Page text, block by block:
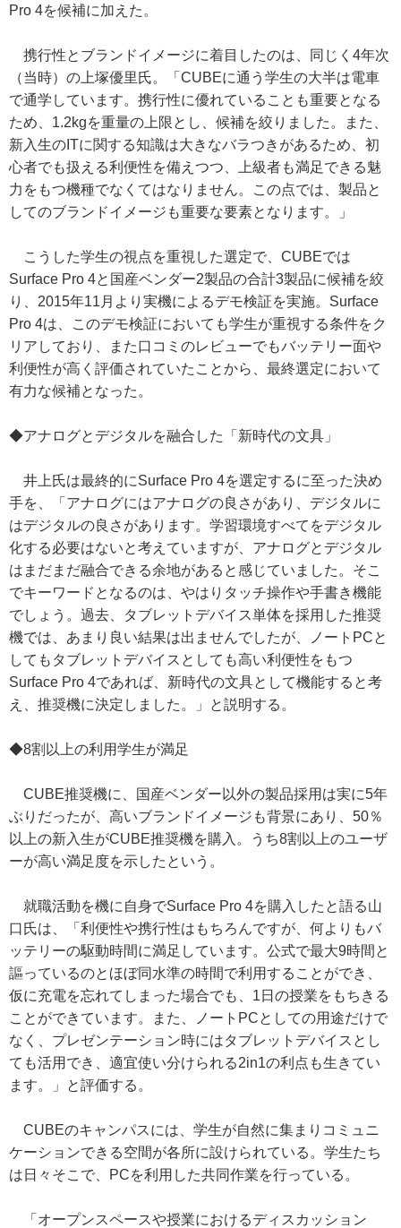
Pro 4を候補に加えた。
携行性とブランドイメージに着目したのは、同じく4年次
（当時）の上塚優里氏。「CUBEに通う学生の大半は電車
で通学しています。携行性に優れていることも重要となる
ため、1.2kgを重量の上限とし、候補を絞りました。また、
新入生のITに関する知識は大きなバラつきがあるため、初
心者でも扱える利便性を備えつつ、上級者も満足できる魅
力をもつ機種でなくてはなりません。この点では、製品と
してのブランドイメージも重要な要素となります。」
こうした学生の視点を重視した選定で、CUBEでは
Surface Pro 4と国産ベンダー2製品の合計3製品に候補を絞
り、2015年11月より実機によるデモ検証を実施。Surface
Pro 4は、このデモ検証においても学生が重視する条件をク
リアしており、また口コミのレビューでもバッテリー面や
利便性が高く評価されていたことから、最終選定において
有力な候補となった。
◆アナログとデジタルを融合した「新時代の文具」
井上氏は最終的にSurface Pro 4を選定するに至った決め
手を、「アナログにはアナログの良さがあり、デジタルに
はデジタルの良さがあります。学習環境すべてをデジタル
化する必要はないと考えていますが、アナログとデジタル
はまだまだ融合できる余地があると感じていました。そこ
でキーワードとなるのは、やはりタッチ操作や手書き機能
でしょう。過去、タブレットデバイス単体を採用した推奨
機では、あまり良い結果は出ませんでしたが、ノートPCと
してもタブレットデバイスとしても高い利便性をもつ
Surface Pro 4であれば、新時代の文具として機能すると考
え、推奨機に決定しました。」と説明する。
◆8割以上の利用学生が満足
CUBE推奨機に、国産ベンダー以外の製品採用は実に5年
ぶりだったが、高いブランドイメージも背景にあり、50％
以上の新入生がCUBE推奨機を購入。うち8割以上のユーザ
ーが高い満足度を示したという。
就職活動を機に自身でSurface Pro 4を購入したと語る山
口氏は、「利便性や携行性はもちろんですが、何よりもバ
ッテリーの駆動時間に満足しています。公式で最大9時間と
謳っているのとほぼ同水準の時間で利用することができ、
仮に充電を忘れてしまった場合でも、1日の授業をもちきる
ことができています。また、ノートPCとしての用途だけで
なく、プレゼンテーション時にはタブレットデバイスとし
ても活用でき、適宜使い分けられる2in1の利点も生きてい
ます。」と評価する。
CUBEのキャンパスには、学生が自然に集まりコミュニ
ケーションできる空間が各所に設けられている。学生たち
は日々そこで、PCを利用した共同作業を行っている。
「オープンスペースや授業におけるディスカッション